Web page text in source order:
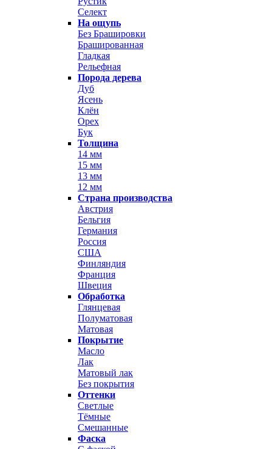
Селект
На ощупь
Без Брашировки
Брашированная
Гладкая
Рельефная
Порода дерева
Дуб
Ясень
Клён
Орех
Бук
Толщина
14 мм
15 мм
13 мм
12 мм
Страна производства
Австрия
Бельгия
Германия
Россия
США
Финляндия
Франция
Швеция
Обработка
Глянцевая
Полуматовая
Матовая
Покрытие
Масло
Лак
Матовый лак
Без покрытия
Оттенки
Светлые
Тёмные
Смешанные
Фаска